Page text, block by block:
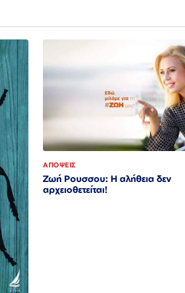
ΑΠΟΨΕΙΣ
Ζωή Ρουσσου: Η αλήθεια δεν
αρχειοθετείται!